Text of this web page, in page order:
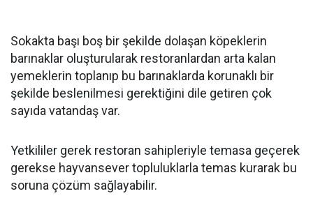
Sokakta başı boş bir şekilde dolaşan köpeklerin
barınaklar oluşturularak restoranlardan arta kalan
yemeklerin toplanıp bu barınaklarda korunaklı bir
şekilde beslenilmesi gerektiğini dile getiren çok
sayıda vatandaş var.
Yetkililer gerek restoran sahipleriyle temasa geçerek
gerekse hayvansever topluluklarla temas kurarak bu
soruna çözüm sağlayabilir.